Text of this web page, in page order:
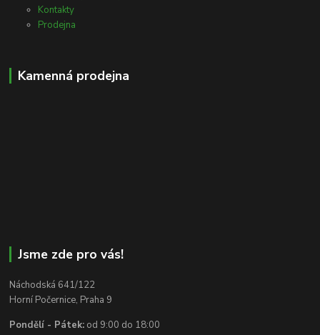
Kontakty
Prodejna
Kamenná prodejna
Jsme zde pro vás!
Náchodská 641/122
Horní Počernice, Praha 9
Pondělí - Pátek: od 9:00 do 18:00